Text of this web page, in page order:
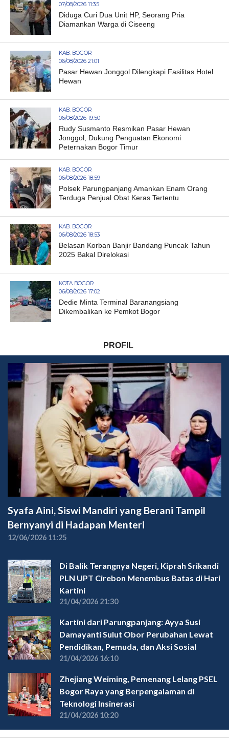
07/08/2026 11:35
Diduga Curi Dua Unit HP, Seorang Pria
Diamankan Warga di Ciseeng
KAB. BOGOR
06/08/2026 21:01
Pasar Hewan Jonggol Dilengkapi Fasilitas Hotel
Hewan
KAB. BOGOR
06/08/2026 19:50
Rudy Susmanto Resmikan Pasar Hewan
Jonggol, Dukung Penguatan Ekonomi
Peternakan Bogor Timur
KAB. BOGOR
06/08/2026 18:59
Polsek Parungpanjang Amankan Enam Orang
Terduga Penjual Obat Keras Tertentu
KAB. BOGOR
06/08/2026 18:53
Belasan Korban Banjir Bandang Puncak Tahun
2025 Bakal Direlokasi
KOTA BOGOR
06/08/2026 17:02
Dedie Minta Terminal Baranangsiang
Dikembalikan ke Pemkot Bogor
PROFIL
Syafa Aini, Siswi Mandiri yang Berani Tampil
Bernyanyi di Hadapan Menteri
12/06/2026 11:25
Di Balik Terangnya Negeri, Kiprah Srikandi
PLN UPT Cirebon Menembus Batas di Hari
Kartini
21/04/2026 21:30
Kartini dari Parungpanjang: Ayya Susi
Damayanti Sulut Obor Perubahan Lewat
Pendidikan, Pemuda, dan Aksi Sosial
21/04/2026 16:10
Zhejiang Weiming, Pemenang Lelang PSEL
Bogor Raya yang Berpengalaman di
Teknologi Insinerasi
21/04/2026 10:20